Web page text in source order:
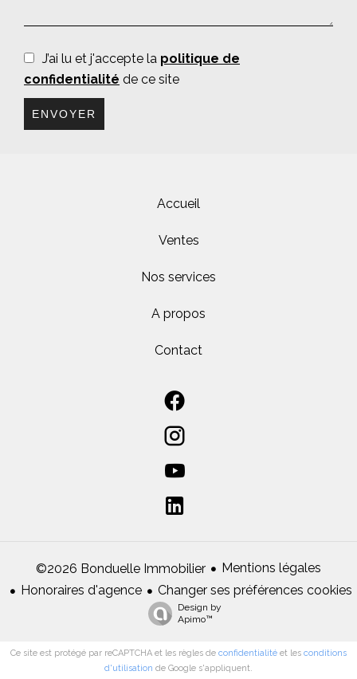
J’ai lu et j'accepte la politique de
confidentialité de ce site
ENVOYER
Accueil
Ventes
Nos services
A propos
Contact
©2026 Bonduelle Immobilier
Mentions légales
Honoraires d'agence
Changer ses préférences cookies
Design by
Apimo™
Ce site est protégé par reCAPTCHA et les règles de confidentialité et les conditions
d'utilisation de Google s'appliquent.